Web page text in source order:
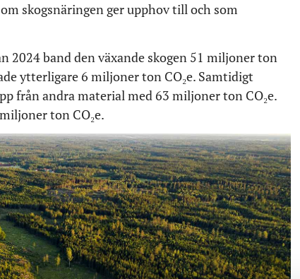
skogsnäringen ger upphov till och som
2024 band den växande skogen 51 miljoner ton
ytterligare 6 miljoner ton CO₂e. Samtidigt
från andra material med 63 miljoner ton CO₂e.
ton CO₂e.